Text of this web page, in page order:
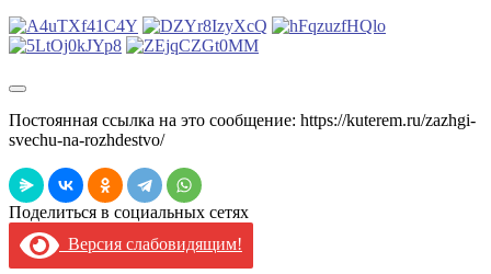
Постоянная ссылка на это сообщение: https://kuterem.ru/zazhgi-
svechu-na-rozhdestvo/
Поделиться в социальных сетях
Версия слабовидящим!